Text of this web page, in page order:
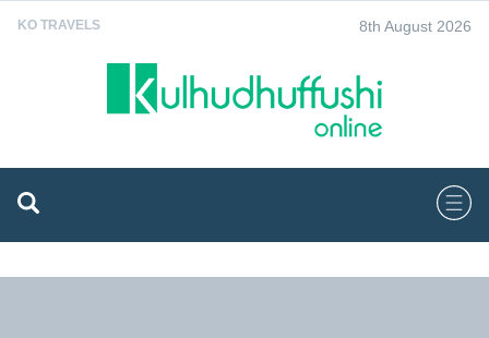
KO TRAVELS 8th August 2026